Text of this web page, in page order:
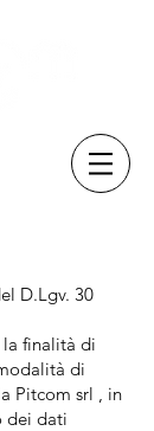
D.Lgv. 30
la finalità di
di
Pitcom srl , in
dei dati